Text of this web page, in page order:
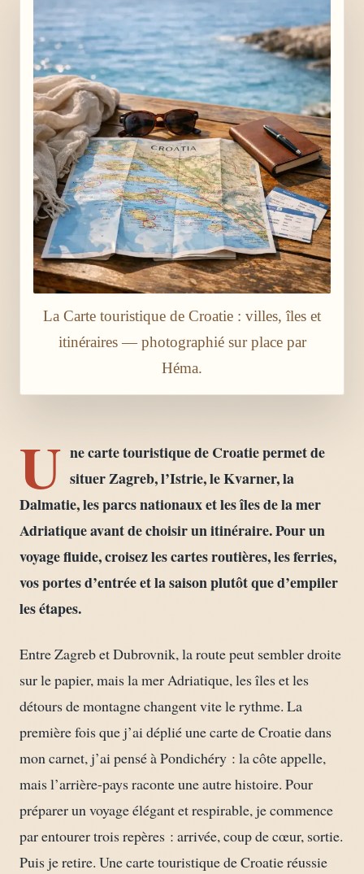
La Carte touristique de Croatie : villes, îles et
itinéraires — photographié sur place par
Héma.
U ne carte touristique de Croatie permet de
situer Zagreb, l’Istrie, le Kvarner, la
Dalmatie, les parcs nationaux et les îles de la mer
Adriatique avant de choisir un itinéraire. Pour un
voyage fluide, croisez les cartes routières, les ferries,
vos portes d’entrée et la saison plutôt que d’empiler
les étapes.
Entre Zagreb et Dubrovnik, la route peut sembler droite
sur le papier, mais la mer Adriatique, les îles et les
détours de montagne changent vite le rythme. La
première fois que j’ai déplié une carte de Croatie dans
mon carnet, j’ai pensé à Pondichéry : la côte appelle,
mais l’arrière-pays raconte une autre histoire. Pour
préparer un voyage élégant et respirable, je commence
par entourer trois repères : arrivée, coup de cœur, sortie.
Puis je retire. Une carte touristique de Croatie réussie